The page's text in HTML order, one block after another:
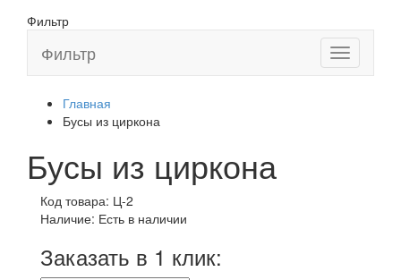
Фильтр
Toggle
navigation
Фильтр
Главная
Бусы из циркона
Бусы из циркона
Код товара: Ц-2
Наличие: Есть в наличии
Заказать в 1 клик: